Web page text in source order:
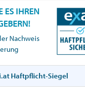
ES IHREN
Nachweis
Haftpflicht-Siegel